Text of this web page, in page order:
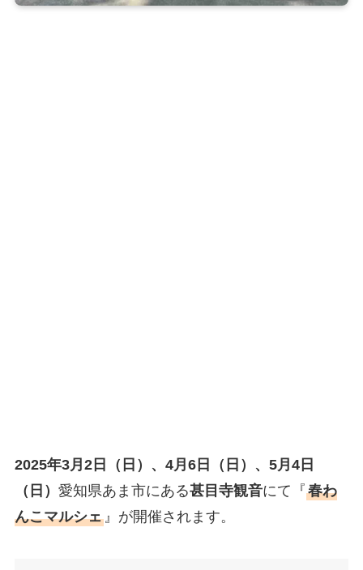
2025年3月2日（日）、4月6日（日）、5月4日
（日） 愛知県あま市にある甚目寺観音にて『春わ
んこマルシェ』が開催されます。